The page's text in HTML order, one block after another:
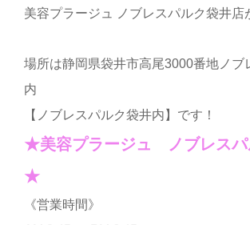
美容プラージュ ノブレスパルク袋井店
場所は静岡県袋井市高尾3000番地ノブ
内
【ノブレスパルク袋井内】です！
★美容プラージュ ノブレスパ
★
《営業時間》